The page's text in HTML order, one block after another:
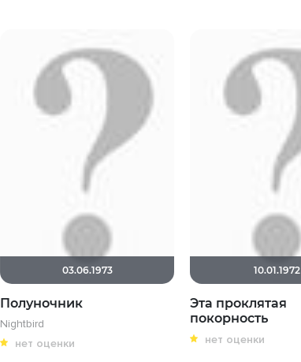
03.06.1973
Полуночник
Nightbird
нет оценки
10.01.1972
Эта проклятая
покорность
нет оценки